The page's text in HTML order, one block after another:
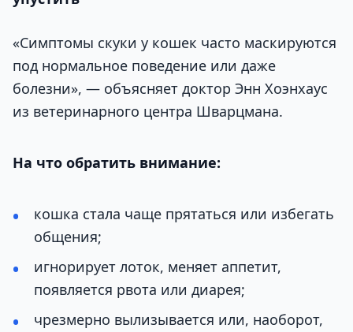
«Симптомы скуки у кошек часто маскируются
под нормальное поведение или даже
болезни», — объясняет доктор Энн Хоэнхаус
из ветеринарного центра Шварцмана.
На что обратить внимание:
кошка стала чаще прятаться или избегать
общения;
игнорирует лоток, меняет аппетит,
появляется рвота или диарея;
чрезмерно вылизывается или, наоборот,